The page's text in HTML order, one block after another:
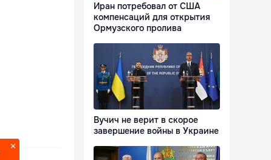
Иран потребовал от США
компенсаций для открытия
Ормузского пролива
Вучич не верит в скорое
завершение войны в Украине